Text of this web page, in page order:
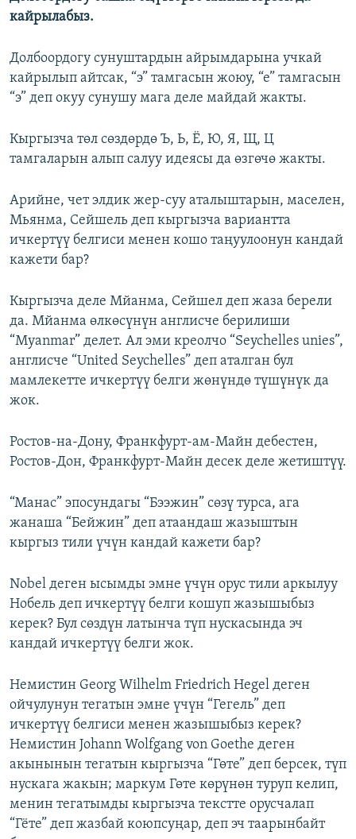
кайрылабыз.
Долбоордогу сунуштардын айрымдарына учкай
кайрылып айтсак, “э” тамгасын жоюу, “е” тамгасын
“э” деп окуу сунушу мага деле майдай жакты.
Кыргызча төл сөздөрдө Ъ, Ь, Ё, Ю, Я, Щ, Ц
тамгаларын алып салуу идеясы да өзгөчө жакты.
Арийне, чет элдик жер-суу аталыштарын, маселен,
Мьянма, Сейшель деп кыргызча вариантта
ичкертүү белгиси менен кошо таңуулоонун кандай
кажети бар?
Кыргызча деле Мйанма, Сейшел деп жаза берели
да. Мйанма өлкөсүнүн англисче берилиши
“Myanmar” делет. Ал эми креолчо “Seychelles unies”,
англисче “United Seychelles” деп аталган бул
мамлекетте ичкертүү белги жөнүндө түшүнүк да
жок.
Ростов-на-Дону, Франкфурт-ам-Майн дебестен,
Ростов-Дон, Франкфурт-Майн десек деле жетиштүү.
“Манас” эпосундагы “Бээжин” сөзү турса, ага
жанаша “Бейжин” деп атаандаш жазыштын
кыргыз тили үчүн кандай кажети бар?
Nobel деген ысымды эмне үчүн орус тили аркылуу
Нобель деп ичкертүү белги кошуп жазышыбыз
керек? Бул сөздүн латынча түп нускасында эч
кандай ичкертүү белги жок.
Немистин Georg Wilhelm Friedrich Hegel деген
ойчулунун тегатын эмне үчүн “Гегель” деп
ичкертүү белгиси менен жазышыбыз керек?
Немистин Johann Wolfgang von Goethe деген
акынынын тегатын кыргызча “Гөте” деп берсек, түп
нускага жакын; маркум Гөте көрүнөн туруп келип,
менин тегатымды кыргызча текстте орусчалап
“Гёте” деп жазбай коюпсуңар, деп эч таарынбайт